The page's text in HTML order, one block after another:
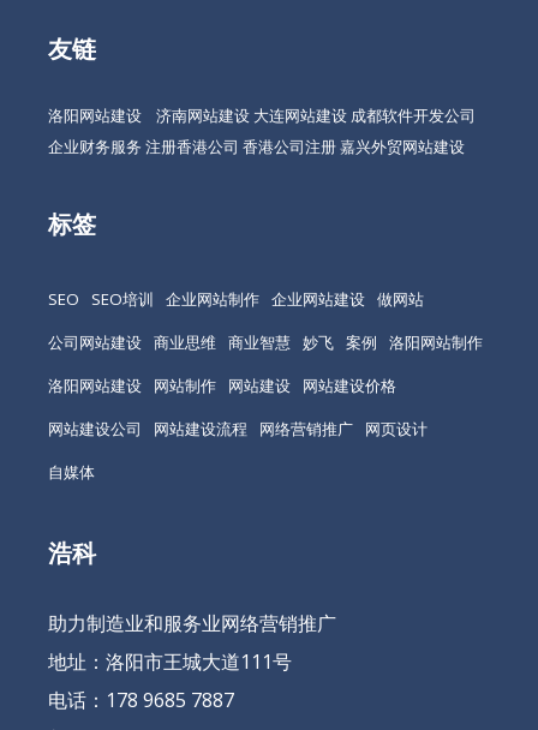
友链
洛阳网站建设 济南网站建设 大连网站建设 成都软件开发公司
企业财务服务 注册香港公司 香港公司注册嘉兴外贸网站建设
标签
SEO SEO培训 企业网站制作 企业网站建设 做网站
公司网站建设 商业思维 商业智慧 妙飞 案例
洛阳网站制作
洛阳网站建设
网站制作 网站建设
网站建设价格
网站建设公司
网站建设流程 网络营销推广
网页设计
自媒体
浩科
助力制造业和服务业网络营销推广
地址：洛阳市王城大道111号
电话：178 9685 7887